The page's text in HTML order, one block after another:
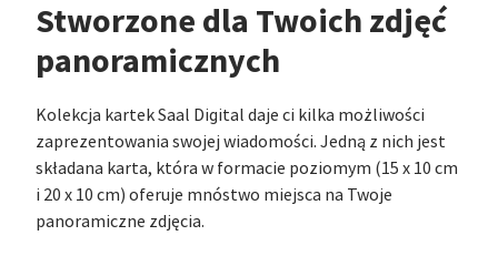
Stworzone dla Twoich zdjęć
panoramicznych
Kolekcja kartek Saal Digital daje ci kilka możliwości
zaprezentowania swojej wiadomości. Jedną z nich jest
składana karta, która w formacie poziomym (15 x 10 cm
i 20 x 10 cm) oferuje mnóstwo miejsca na Twoje
panoramiczne zdjęcia.